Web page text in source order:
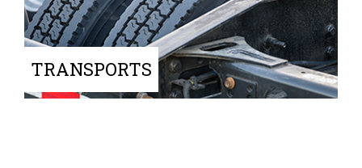
TRANSPORTS